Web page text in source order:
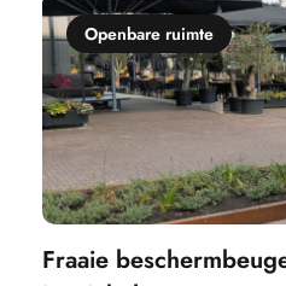
Openbare ruimte
Fraaie